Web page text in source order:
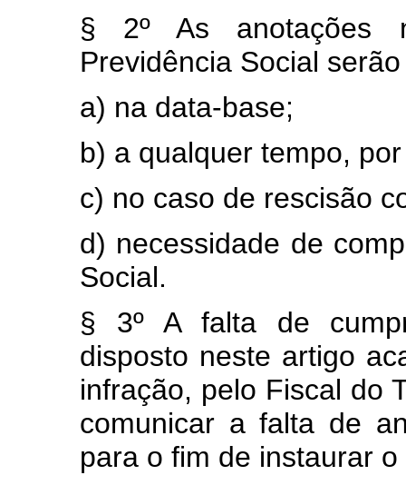
§ 2º As anotações
Previdência Social
a) na data-base;
b) a qualquer tempo,
c) no caso de rescisão
d) necessidade de
Social.
§ 3º A falta de
disposto neste artigo
infração, pelo Fiscal do
comunicar a falta de
para o fim de instaurar